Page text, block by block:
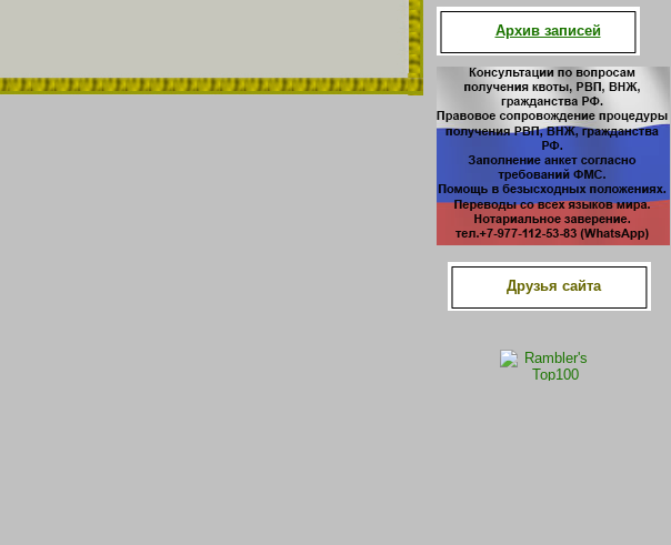
Архив записей
Друзья сайта